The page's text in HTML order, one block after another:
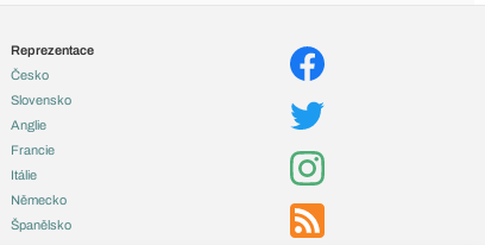
Reprezentace
Česko
Slovensko
Anglie
Francie
Itálie
Německo
Španělsko